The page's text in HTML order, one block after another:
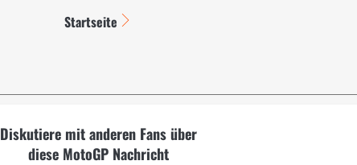
Startseite
Diskutiere mit anderen Fans über
diese MotoGP Nachricht